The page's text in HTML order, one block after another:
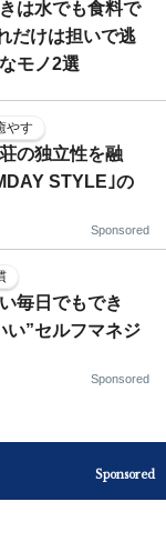
は水でも食料で
だけは担いで逃
モノ2選
やす
の独立性を融
STYLE｣の
Sponsored
毎日でもでき
い”セルフマネジ
Sponsored
Sponsored